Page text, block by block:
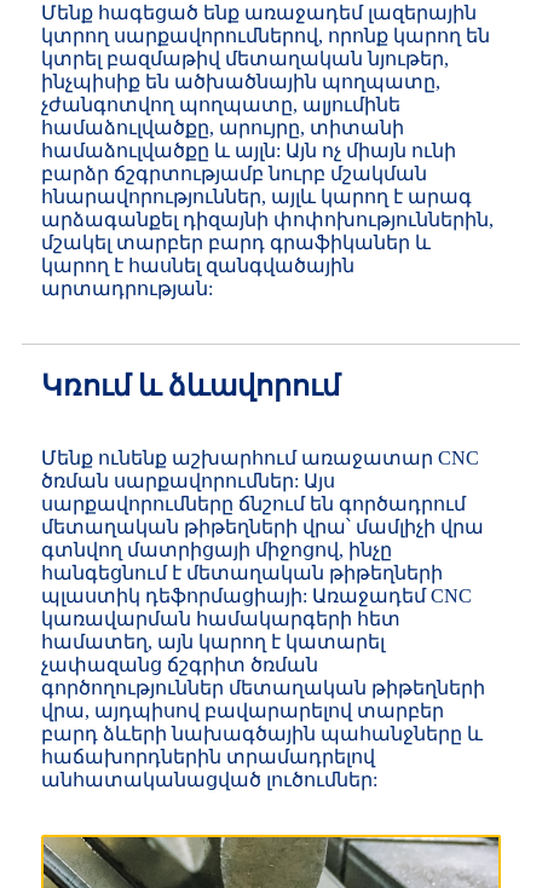
Մենք հագեցած ենք առաջադեմ լազերային
կտրող սարքավորումներով, որոնք կարող են
կտրել բազմաթիվ մետաղական նյութեր,
ինչպիսիք են ածխածնային պողպատը,
չժանգոտվող պողպատը, ալյումինե
համաձուլվածքը, արույրը, տիտանի
համաձուլվածքը և այլն: Այն ոչ միայն ունի
բարձր ճշգրտությամբ նուրբ մշակման
հնարավորություններ, այլև կարող է արագ
արձագանքել դիզայնի փոփոխություններին,
մշակել տարբեր բարդ գրաֆիկաներ և
կարող է հասնել զանգվածային
արտադրության:
Կռում և ձևավորում
Մենք ունենք աշխարհում առաջատար CNC
ծռման սարքավորումներ: Այս
սարքավորումները ճնշում են գործադրում
մետաղական թիթեղների վրա՝ մամլիչի վրա
գտնվող մատրիցայի միջոցով, ինչը
հանգեցնում է մետաղական թիթեղների
պլաստիկ դեֆորմացիայի: Առաջադեմ CNC
կառավարման համակարգերի հետ
համատեղ, այն կարող է կատարել
չափազանց ճշգրիտ ծռման
գործողություններ մետաղական թիթեղների
վրա, այդպիսով բավարարելով տարբեր
բարդ ձևերի նախագծային պահանջները և
հաճախորդներին տրամադրելով
անհատականացված լուծումներ: